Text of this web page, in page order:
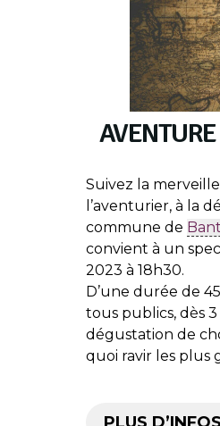
Suivez la
l’aventurier, à la
commune de
convient à un
2023 à 18h30.
D’une durée de
tous publics, dès
dégustation de
quoi ravir les plus